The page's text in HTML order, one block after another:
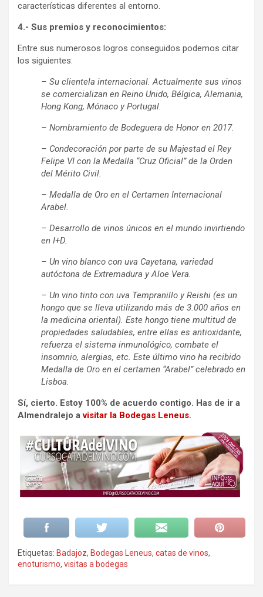
características diferentes al entorno.
4.- Sus premios y reconocimientos:
Entre sus numerosos logros conseguidos podemos citar
los siguientes:
– Su clientela internacional. Actualmente sus vinos
se comercializan en Reino Unido, Bélgica, Alemania,
Hong Kong, Mónaco y Portugal.
– Nombramiento de Bodeguera de Honor en 2017.
– Condecoración por parte de su Majestad el Rey
Felipe VI con la Medalla “Cruz Oficial” de la Orden
del Mérito Civil.
– Medalla de Oro en el Certamen Internacional
Arabel.
– Desarrollo de vinos únicos en el mundo invirtiendo
en I+D.
– Un vino blanco con uva Cayetana, variedad
autóctona de Extremadura y Aloe Vera.
– Un vino tinto con uva Tempranillo y Reishi (es un
hongo que se lleva utilizando más de 3.000 años en
la medicina oriental). Este hongo tiene multitud de
propiedades saludables, entre ellas es antioxidante,
refuerza el sistema inmunológico, combate el
insomnio, alergias, etc. Este último vino ha recibido
Medalla de Oro en el certamen “Arabel” celebrado en
Lisboa.
Sí, cierto. Estoy 100% de acuerdo contigo. Has de ir a
Almendralejo avisitar la Bodegas Leneus.
Etiquetas: Badajoz, Bodegas Leneus, catas de vinos,
enoturismo, visitas a bodegas